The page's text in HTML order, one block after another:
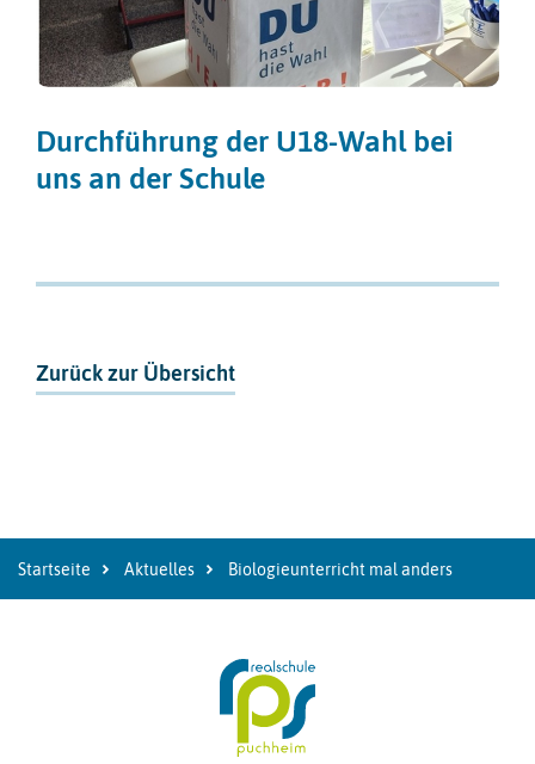
Durchführung der U18-Wahl bei
uns an der Schule
Zurück zur Übersicht
Startseite Aktuelles Biologieunterricht mal anders